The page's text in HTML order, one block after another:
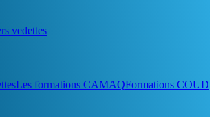
vedettes
Les formations CAMAQFormations COUD